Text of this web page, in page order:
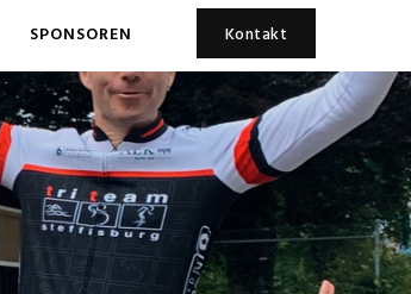
SPONSOREN Kontakt